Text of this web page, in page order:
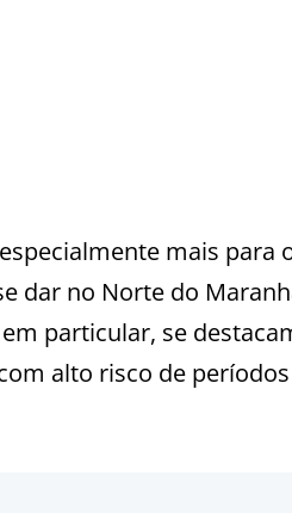
mais para
dar no Norte do
particular, se
alto risco de